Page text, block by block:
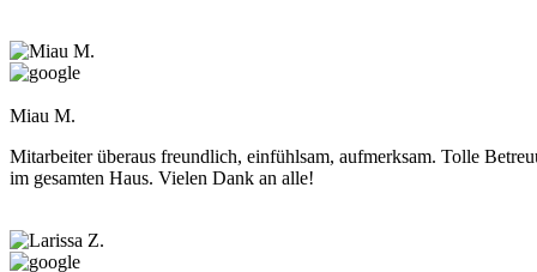
Miau M.
Mitarbeiter überaus freundlich, einfühlsam, aufmerksam. Tolle
im gesamten Haus. Vielen Dank an alle!